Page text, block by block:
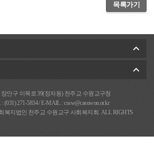
목록가기
안구 이목로 39(정자동) 천주교 수원교구청
(031) 271-5834/E-MAIL : cssw@casuwon.or.kr
복지법인 천주교 수원교구 사회복지회. ALL RIGHTS